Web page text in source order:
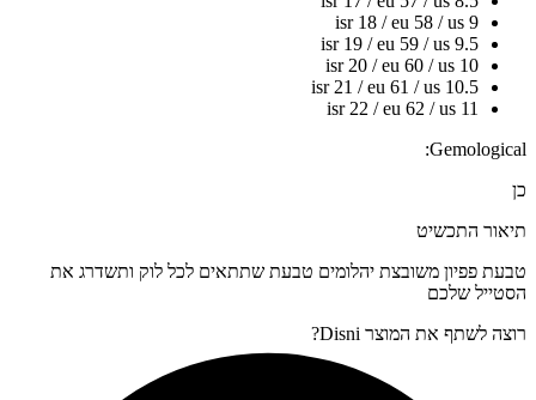
isr 18 / eu 58 / us 9
isr 19 / eu 59 / us 9.5
isr 20 / eu 60 / us 10
isr 21 / eu 61 / us 10.5
isr 22 / eu 62 / us 11
Gemological:
כן
תיאור התכשיט
טבעת פפיון משובצת יהלומים טבעת שתתאים לכל לוק ותשדרג את
הסטייל שלכם
רוצה לשתף את המוצר Disni?